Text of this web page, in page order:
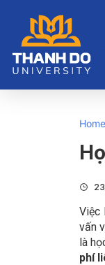
Home
Việc
vấn
là
phí